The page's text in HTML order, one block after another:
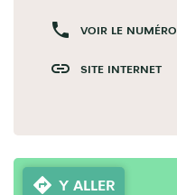
VOIR LE NUMÉRO
SITE INTERNET
Y ALLER